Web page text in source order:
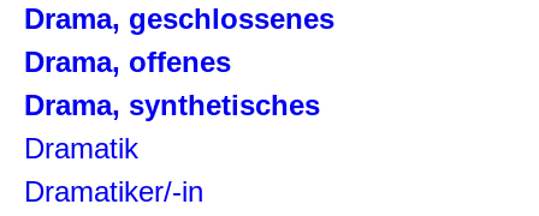
Drama, geschlossenes
Drama, offenes
Drama, synthetisches
Dramatik
Dramatiker/-in